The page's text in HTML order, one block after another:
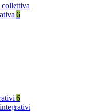
collettiva
6
6